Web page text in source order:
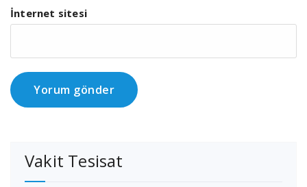
İnternet sitesi
Vakit Tesisat